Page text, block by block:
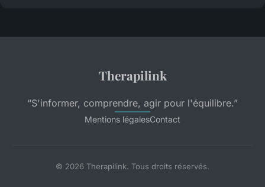
Therapilink
“S'informer, comprendre, agir pour l'équilibre.”
Mentions légalesContact
© 2026 Therapilink. Tous droits réservés.